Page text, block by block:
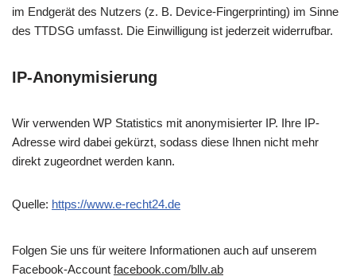
im Endgerät des Nutzers (z. B. Device-Fingerprinting) im Sinne
des TTDSG umfasst. Die Einwilligung ist jederzeit widerrufbar.
IP-Anonymisierung
Wir verwenden WP Statistics mit anonymisierter IP. Ihre IP-
Adresse wird dabei gekürzt, sodass diese Ihnen nicht mehr
direkt zugeordnet werden kann.
Quelle: https://www.e-recht24.de
Folgen Sie uns für weitere Informationen auch auf unserem
Facebook-Account facebook.com/bllv.ab